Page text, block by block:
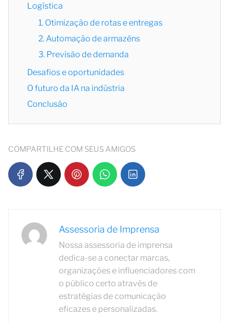
Logística
1. Otimização de rotas e entregas
2. Automação de armazéns
3. Previsão de demanda
Desafios e oportunidades
O futuro da IA na indústria
Conclusão
COMPARTILHE COM SEUS AMIGOS
Assessoria de Imprensa
Nossa assessoria de imprensa
dedica-se a conectar marcas,
organizações e influenciadores com
o público certo através de
estratégias de comunicação
eficazes e personalizadas.